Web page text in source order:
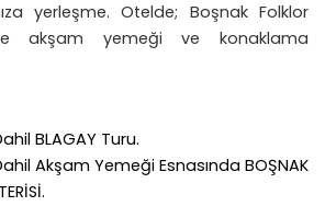
yerleşme. Otelde; Boşnak Folklor
akşam yemeği ve konaklama
BLAGAY Turu.
Akşam Yemeği Esnasında BOŞNAK